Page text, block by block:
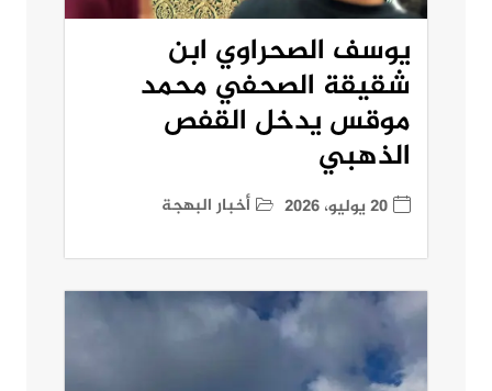
يوسف الصحراوي ابن
شقيقة الصحفي محمد
موقس يدخل القفص
الذهبي
20 يوليو، 2026 أخبار البهجة